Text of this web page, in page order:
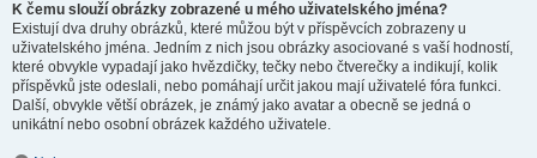
K čemu slouží obrázky zobrazené u mého uživatelského jména?
Existují dva druhy obrázků, které můžou být v příspěvcích zobrazeny u
uživatelského jména. Jedním z nich jsou obrázky asociované s vaší hodností,
které obvykle vypadají jako hvězdičky, tečky nebo čtverečky a indikují, kolik
příspěvků jste odeslali, nebo pomáhají určit jakou mají uživatelé fóra funkci.
Další, obvykle větší obrázek, je známý jako avatar a obecně se jedná o
unikátní nebo osobní obrázek každého uživatele.